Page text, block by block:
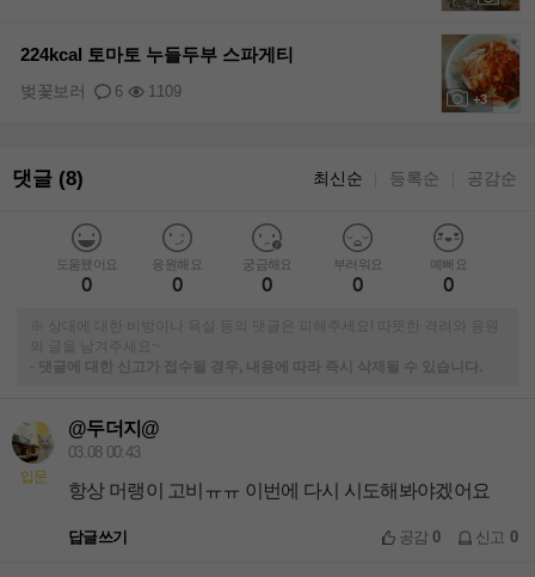
+3
224kcal 토마토 누들두부 스파게티
6 1109
벚꽃보러
댓글 (8) 최신순 등록순 공감순
도움됐어요
0
응원해요
0
궁금해요
0
부러워요
0
예뻐요
0
※ 상대에 대한 비방이나 욕설 등의 댓글은 피해주세요! 따뜻한 격려와 응원
-
댓글에 대한 신고가 접수될 경우, 내용에 따라 즉시 삭제될 수 있습니다.
입문
@두더지@
03.08 00:43
항상 머랭이 고비ㅠㅠ 이번에 다시 시도해봐야겠어요
답글쓰기 공감0 신고 0